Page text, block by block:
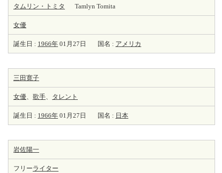
タムリン・トミタ Tamlyn Tomita
女優
誕生日 : 1966年 01月27日 国名 : アメリカ
三田寛子
女優、 歌手、 タレント
誕生日 : 1966年 01月27日 国名 : 日本
岩佐陽一
フリーライター